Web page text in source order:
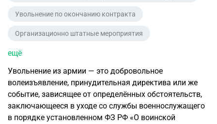
Увольнение по окончанию контракта
Организационно штатные мероприятия
ещё
Увольнение из армии — это добровольное
волеизъявление, принудительная директива или же
событие, зависящее от определённых обстоятельств,
заключающееся в уходе со службы военнослужащего
в порядке установленном ФЗ РФ «О воинской